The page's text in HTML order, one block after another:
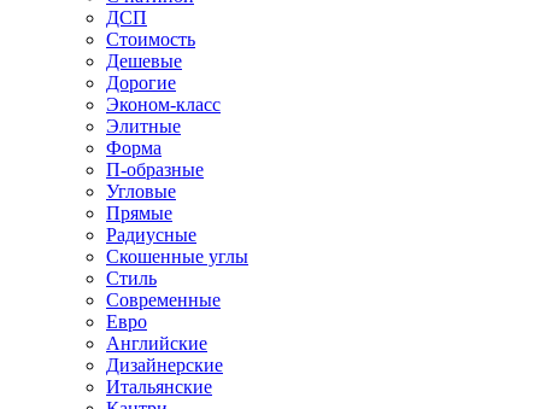
ДСП
Стоимость
Дешевые
Дорогие
Эконом-класс
Элитные
Форма
П-образные
Угловые
Прямые
Радиусные
Скошенные углы
Стиль
Современные
Евро
Английские
Дизайнерские
Итальянские